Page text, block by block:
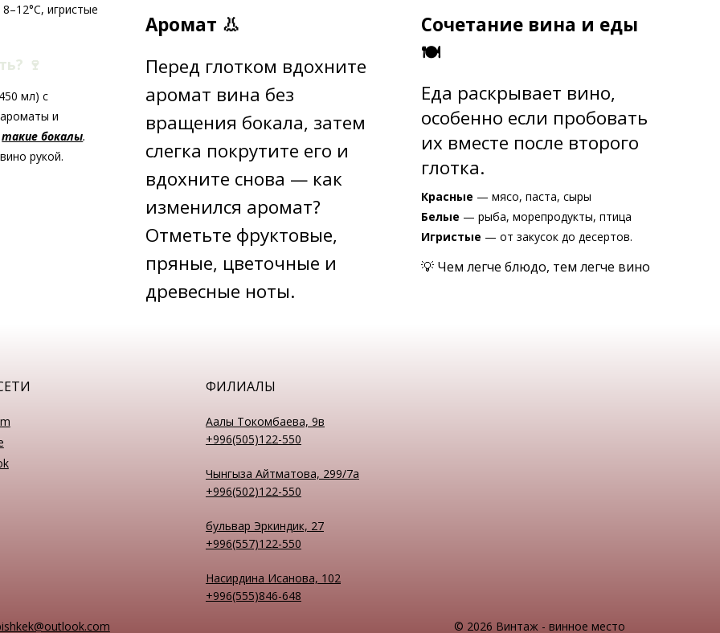
Аромат 👃
Перед глотком вдохните
аромат вина без
вращения бокала, затем
слегка покрутите его и
вдохните снова — как
изменился аромат?
Отметьте фруктовые,
пряные, цветочные и
древесные ноты.
Сочетание вина и еды
🍽
Еда раскрывает вино,
особенно если пробовать
их вместе после второго
глотка.
Красные — мясо, паста, сыры
Белые — рыба, морепродукты, птица
Игристые — от закусок до десертов.
💡 Чем легче блюдо, тем легче вино
игристые
🍷
мл) с
и
такие бокалы.
рукой.
ФИЛИАЛЫ
Аалы Токомбаева, 9в
+996(505)122-550
Чынгыза Айтматова, 299/7а
+996(502)122-550
бульвар Эркиндик, 27
+996(557)122-550
Насирдина Исанова, 102
+996(555)846-648
© 2026 Винтаж - винное место